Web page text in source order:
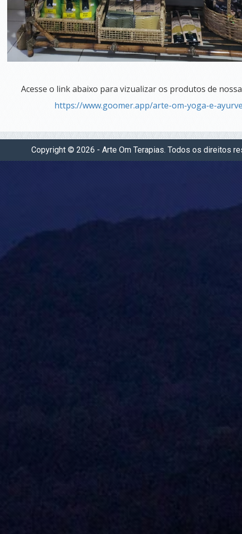
Acesse o link abaixo para vizualizar os produtos de
https://www.goomer.app/arte-om-yoga-e-
Copyright © 2026 - Arte Om Terapias. Todos os direitos